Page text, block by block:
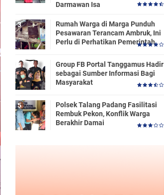
Darmawan Isa
Rumah Warga di Marga Punduh
Pesawaran Terancam Ambruk, Ini
Perlu di Perhatikan Pemerintah
Group FB Portal Tanggamus Hadir
sebagai Sumber Informasi Bagi
Masyarakat
Polsek Talang Padang Fasilitasi
Rembuk Pekon, Konflik Warga
Berakhir Damai